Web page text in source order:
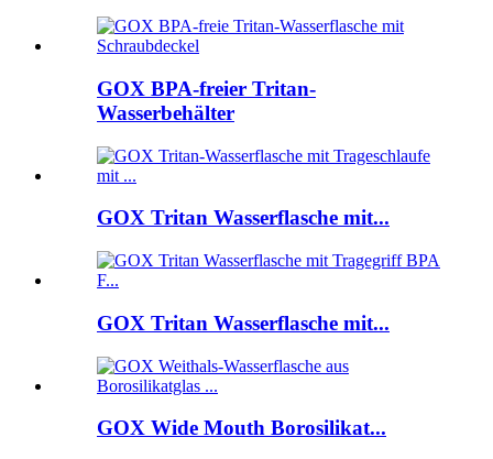
GOX BPA-freier Tritan-
Wasserbehälter
GOX Tritan Wasserflasche mit...
GOX Tritan Wasserflasche mit...
GOX Wide Mouth Borosilikat...